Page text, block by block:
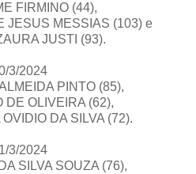
FIRMINO (44),
JESUS MESSIAS (103) e
JUSTI (93).
3/2024
PINTO (85),
DE OLIVEIRA (62),
DA SILVA (72).
3/2024
SILVA SOUZA (76),